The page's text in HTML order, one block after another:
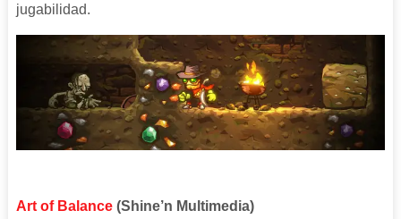
jugabilidad.
Art of Balance(Shine’n Multimedia)